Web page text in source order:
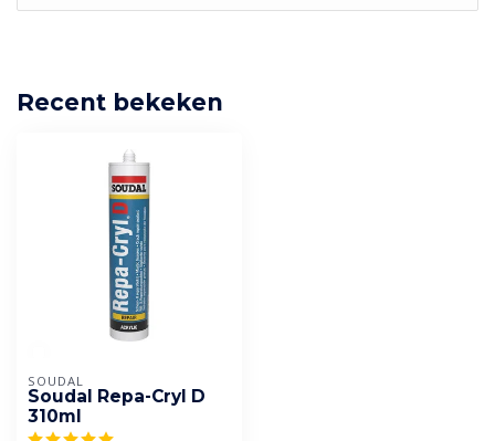
Recent bekeken
SOUDAL
Soudal Repa-Cryl D
310ml